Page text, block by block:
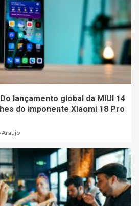
lançamento global da MIUI 14
do imponente Xiaomi 18 Pro
Araújo